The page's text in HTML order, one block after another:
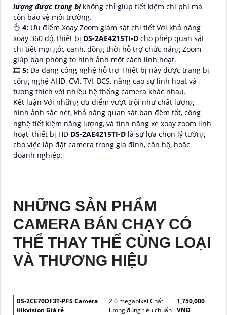
lượng được trang bịkhông chỉ giúp tiết kiệm chi phí mà
còn bảo vệ môi trường.
👌 4: Ưu điểm Xoay Zoom giám sát chi tiết Với khả năng
xoay 360 độ, thiết bị DS-2AE4215TI-D cho phép quan sát
chi tiết mọi góc cạnh, đồng thời hỗ trợ chức năng Zoom
giúp bạn phóng to hình ảnh một cách linh hoạt.
🎞 5: Đa dạng công nghệ hỗ trợ Thiết bị này được trang bị
công nghệ AHD, CVI, TVI, BCS, nâng cao sự linh hoạt và
tương thích với nhiều hệ thống camera khác nhau.
Kết luận Với những ưu điểm vượt trội như chất lượng
hình ảnh sắc nét, khả năng quan sát ban đêm tốt, công
nghệ tiết kiệm năng lượng, và tính năng xe xoay zoom linh
hoạt, thiết bị HD DS-2AE4215TI-D là sự lựa chọn lý tưởng
cho việc lắp đặt camera trong gia đình, căn hộ, hoặc
doanh nghiệp.
NHỮNG SẢN PHẨM
CAMERA BÁN CHẠY CÓ
THỂ THAY THẾ CÙNG LOẠI
VÀ THƯƠNG HIỆU
DS-2CE70DF3T-PFS Camera
Hikvision Giá rẻ
2.0 megapixel Chất
lượng đúng tiêu chuẩn
1,750,000
VNĐ